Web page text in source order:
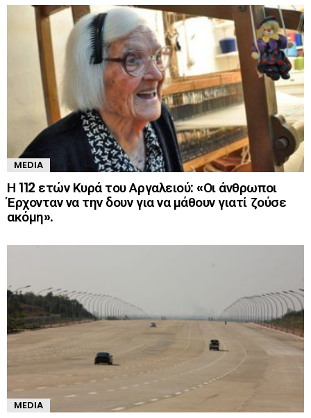
MEDIA
Η 112 ετών Κυρά του Αργαλειού: «Οι άνθρωποι
Έρχονταν να την δουν για να μάθουν γιατί ζούσε
ακόμη».
MEDIA